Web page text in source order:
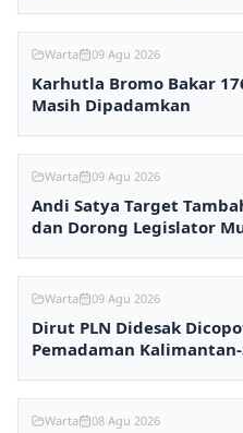
Warta 09 Agu 2026
Karhutla Bromo Bakar
Masih Dipadamkan
Warta 09 Agu 2026
Andi Satya Target
dan Dorong Legislator
Warta 09 Agu 2026
Dirut PLN Didesak
Pemadaman
Warta 08 Agu 2026